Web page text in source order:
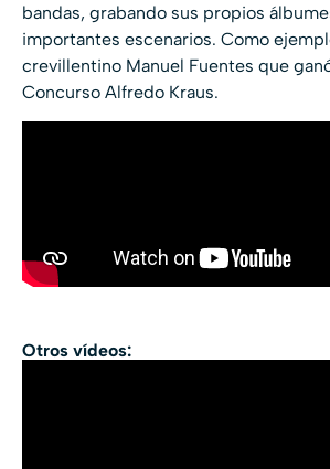
bandas, grabando sus propios
importantes escenarios. Como
crevillentino Manuel Fuentes que
Concurso Alfredo Kraus.
Otros vídeos: